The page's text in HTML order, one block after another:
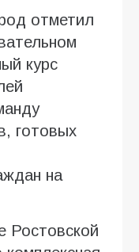
отметил
курс
готовых
на
Ростовской